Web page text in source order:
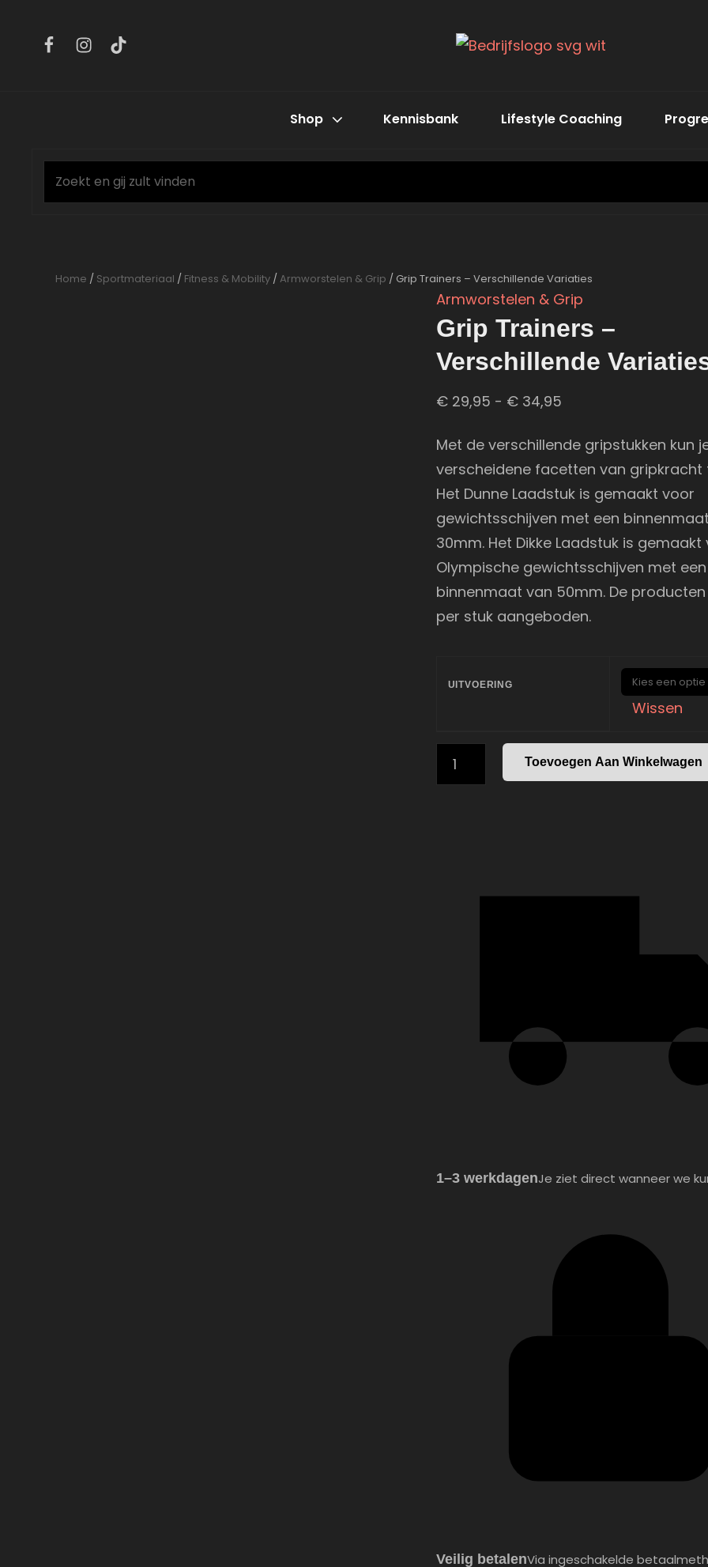
Facebook
Instagram
Tiktok
Shop Kennisbank Lifestyle Coaching
Home / Sportmateriaal / Fitness & Mobility /Armworstelen & Grip / Grip Trainers – Verschillende Variaties
Armworstelen & Grip
Grip Trainers –
Verschillende
€29,95 - €34,95Prijsklasse:
tot
€ 34,95
Met de verschillende gripstukken kun
verscheidene facetten van gripkracht
Het Dunne Laadstuk is gemaakt voor
gewichtsschijven met een
30mm. Het Dikke Laadstuk is gemaakt
Olympische gewichtsschijven met een
binnenmaat van 50mm. De
per stuk aangeboden.
UITVOERING
Wissen
TRAINERS
-
Toevoegen Aan Winkelwagen
1–3 werkdagenJe ziet direct wanneer we
Veilig betalenVia ingeschakelde